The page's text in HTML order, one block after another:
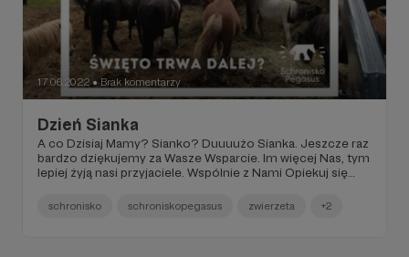
17.06.2022 ● Brak komentarzy
Dzień Sianka
A co Dzisiaj Mamy? Sianko? Duuuużo Sianka. Jeszcze raz
bardzo dziękujemy za Wasze Wsparcie. Im więcej Nas, tym
lepiej żyją nasi przyjaciele. Wspólnie z Nami Opiekuj się
schronisko schroniskopegasus zwierzeta +2